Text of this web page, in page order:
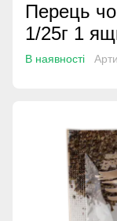
Перець
1/25г 1
В наявності